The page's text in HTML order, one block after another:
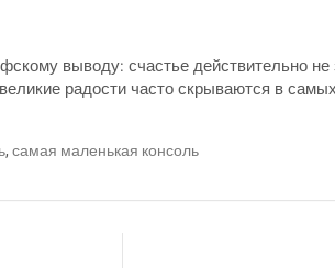
выводу: счастье действительно
радости часто скрываются в
, самая маленькая консоль